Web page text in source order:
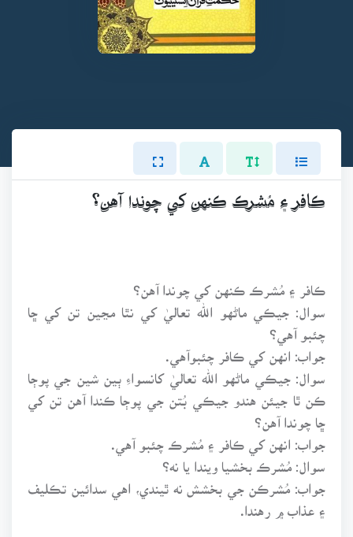
ڪافر ۽ مُشرڪ ڪنهن کي چوندا آهن؟
ڪافر ۽ مُشرڪ ڪنهن کي چوندا آهن؟
سوال: جيڪي ماڻهو الله تعاليٰ کي نٿا مڃين تن کي ڇا
چئبو آهي؟
جواب: انهن کي ڪافر چئبوآهي.
سوال: جيڪي ماڻهو الله تعاليٰ کانسواءِ ٻين شين جي پوڄا
ڪن ٿا جيئن هندو جيڪي بُتن جي پوڄا ڪندا آهن تن کي
ڇا چوندا آهن؟
جواب: انهن کي ڪافر ۽ مُشرڪ چئبو آهي.
سوال: مُشرڪ بخشيا ويندا يا نه؟
جواب: مُشرڪن جي بخشش نه ٿيندي، اهي سدائين تڪليف
۽ عذاب ۾ رهندا.